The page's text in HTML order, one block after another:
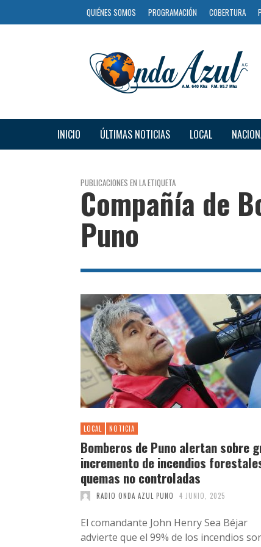
QUIÉNES SOMOS PROGRAMACIÓN COBERTURA
INICIO ÚLTIMAS NOTICIAS LOCAL
PUBLICACIONES EN LA ETIQUETA
Compañía de
Puno
LOCAL NOTICIA
Bomberos de Puno alertan sobre
incremento de incendios
quemas no controladas
RADIO ONDA AZUL PUNO 4 JUNIO, 2025
El comandante John Henry Sea Béjar
advierte que el 99% de los incendios